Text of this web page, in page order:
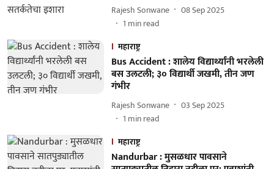
Rajesh Sonwane
08 Sep 2025
1 min read
महाराष्ट्र
Bus Accident : शालेय विद्यार्थ्यांनी भरलेली
बस उलटली; ३० विद्यार्थी जखमी, तीन जण
गंभीर
Rajesh Sonwane
03 Sep 2025
1 min read
महाराष्ट्र
Nandurbar : मुसळधार पावसाने